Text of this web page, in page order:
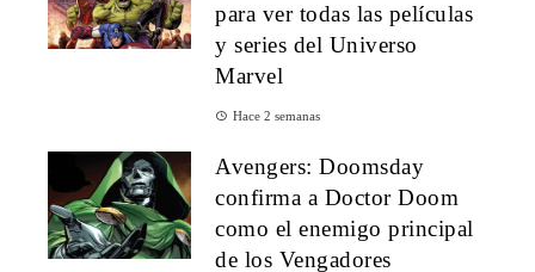
para ver todas las películas
y series del Universo
Marvel
Hace 2 semanas
Avengers: Doomsday
confirma a Doctor Doom
como el enemigo principal
de los Vengadores